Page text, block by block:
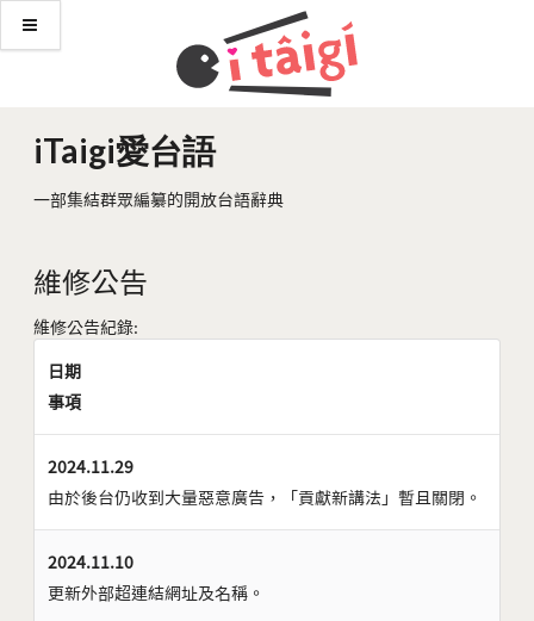
iTaigi愛台語
一部集結群眾編纂的開放台語辭典
維修公告
維修公告紀錄:
日期
事項
2024.11.29
由於後台仍收到大量惡意廣告，「貢獻新講法」暫且關閉。
2024.11.10
更新外部超連結網址及名稱。